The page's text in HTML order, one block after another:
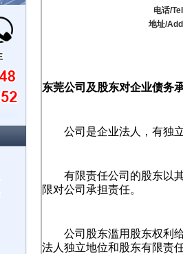
电话/
地址/
东莞公司及股东对企业债务
公司是企业法人，有独
有限责任公司的股东以
限对公司承担责任。
公司股东滥用股东权利
法人独立地位和股东有限责